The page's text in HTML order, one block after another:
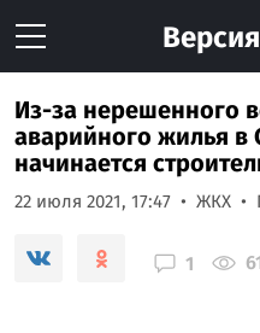
Версия
Из-за нерешенного
аварийного жилья в
начинается
22 июля 2021, 17:47 ЖКХ
1